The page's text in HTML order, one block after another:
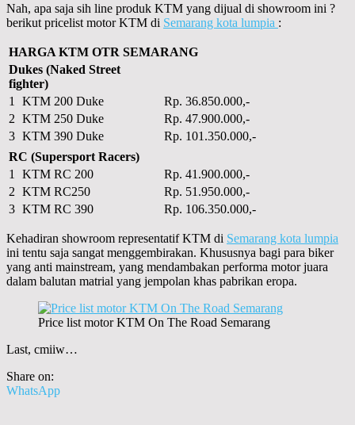
Nah, apa saja sih line produk KTM yang dijual di showroom ini ?
berikut pricelist motor KTM di Semarang kota lumpia :
HARGA KTM OTR SEMARANG
Dukes (Naked Street
fighter)
1
KTM 200 Duke
Rp. 36.850.000,-
2 KTM 250 Duke
Rp. 47.900.000,-
3 KTM 390 Duke
Rp. 101.350.000,-
RC (Supersport Racers)
1
KTM RC 200
Rp. 41.900.000,-
2 KTM RC250
Rp. 51.950.000,-
3 KTM RC 390 Rp. 106.350.000,-
Kehadiran showroom representatif KTM di Semarang kota lumpia
ini tentu saja sangat menggembirakan. Khususnya bagi para biker
yang anti mainstream, yang mendambakan performa motor juara
dalam balutan matrial yang jempolan khas pabrikan eropa.
Price list motor KTM On The Road Semarang
Last, cmiiw…
Share on:
WhatsApp